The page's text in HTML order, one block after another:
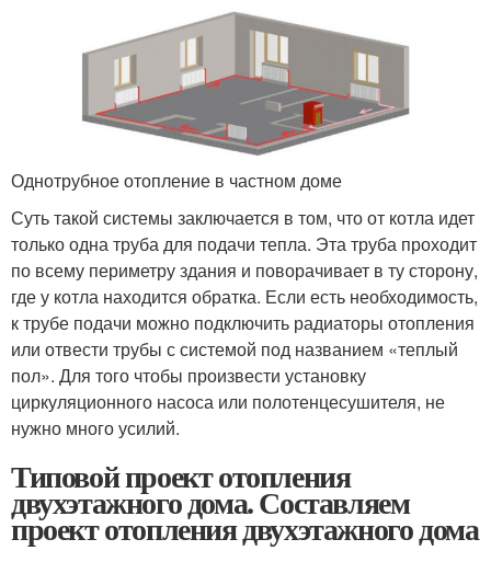
Однотрубное отопление в частном доме
Суть такой системы заключается в том, что от котла идет
только одна труба для подачи тепла. Эта труба проходит
по всему периметру здания и поворачивает в ту сторону,
где у котла находится обратка. Если есть необходимость,
к трубе подачи можно подключить радиаторы отопления
или отвести трубы с системой под названием «теплый
пол». Для того чтобы произвести установку
циркуляционного насоса или полотенцесушителя, не
нужно много усилий.
Типовой проект отопления
двухэтажного дома. Составляем
проект отопления двухэтажного дома